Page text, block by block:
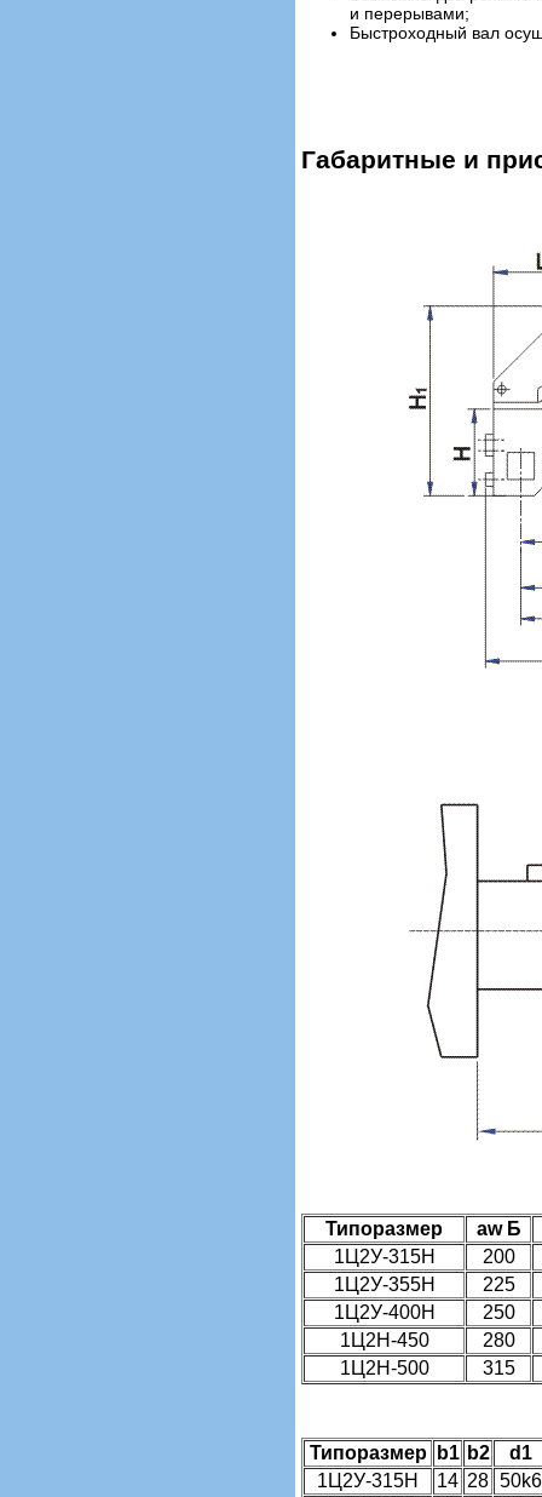
и перерывами;
Быстроходный вал
Габаритные и
Типоразмер
аw Б
1Ц2У-315Н
200
1Ц2У-355Н
225
1Ц2У-400Н
250
1Ц2Н-450
280
1Ц2Н-500
315
Типоразмер b1 b2
d1
1Ц2У-315Н
14 28 50k6